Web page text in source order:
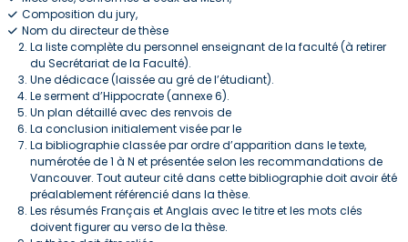
Composition du jury,
Nom du directeur de thèse
La liste complète du personnel enseignant de la faculté (à retirer
du Secrétariat de la Faculté).
Une dédicace (laissée au gré de l’étudiant).
Le serment d’Hippocrate (annexe 6).
Un plan détaillé avec des renvois de
La conclusion initialement visée par le
La bibliographie classée par ordre d’apparition dans le texte,
numérotée de 1 à N et présentée selon les recommandations de
Vancouver. Tout auteur cité dans cette bibliographie doit avoir été
préalablement référencié dans la thèse.
Les résumés Français et Anglais avec le titre et les mots clés
doivent figurer au verso de la thèse.